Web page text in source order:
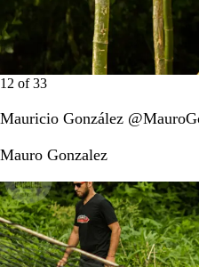
12 of33
Mauricio González
Mauro Gonzalez